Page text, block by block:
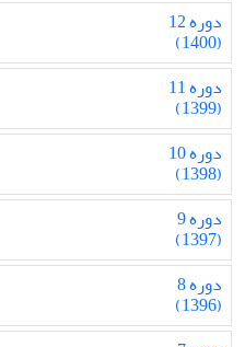
دوره 12
(1400)
دوره 11
(1399)
دوره 10
(1398)
دوره 9
(1397)
دوره 8
(1396)